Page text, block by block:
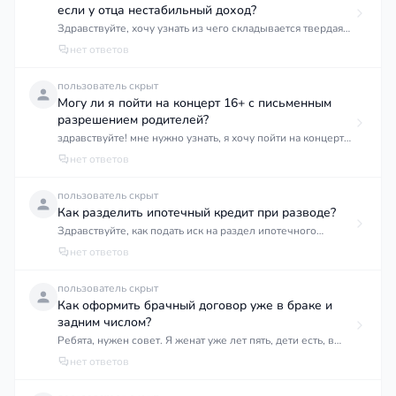
свою, но я не знаю, требуется ли в этом случае согласие
биологического отца или можно обойтись без него. Мы
живём в Краснодаре и хотим разобраться с документами.
или прямо через ЗАГС, если отец не заинтересован в
ребёнке и не платит алименты? И вообще, на что нам
ориентироваться, какие нужны документы, куда
обращаться в первую очередь? Спасибо за помощь.
если у отца нестабильный доход?
Здравствуйте, хочу узнать из чего складывается твердая
сумма алиментов? Отец ребенка работает вахтами, не
назначается сумма ?
нет ответов
пользователь скрыт
Могу ли я пойти на концерт 16+ с письменным
разрешением родителей?
здравствуйте! мне нужно узнать, я хочу пойти на концерт
16+ но мне нет 16, мне мои родители напишут от руки
нет ответов
пользователь скрыт
Как разделить ипотечный кредит при разводе?
Здравствуйте, как подать иск на раздел ипотечного
кредита. Подскажите пожалуйста, как поступить с ней
нет ответов
пользователь скрыт
Как оформить брачный договор уже в браке и
задним числом?
Ребята, нужен совет. Я женат уже лет пять, дети есть, в
общем, всё как обычно. Но вот недавно начал
нет ответов